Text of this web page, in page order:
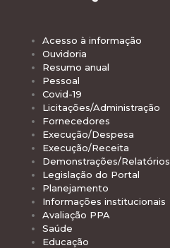
Acesso à informação
Ouvidoria
Resumo anual
Pessoal
Covid-19
Licitações/Administração
Fornecedores
Execução/Despesa
Execução/Receita
Demonstrações/Relatórios
Legislação do Portal
Planejamento
Informações institucionais
Avaliação PPA
Saúde
Educação